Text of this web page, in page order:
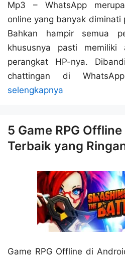
Mp3 – WhatsApp
online yang banyak diminati
Bahkan hampir semua
khususnya pasti memiliki
perangkat HP-nya.
chattingan di
selengkapnya
5 Game RPG
Terbaik yang
Game RPG Offline di